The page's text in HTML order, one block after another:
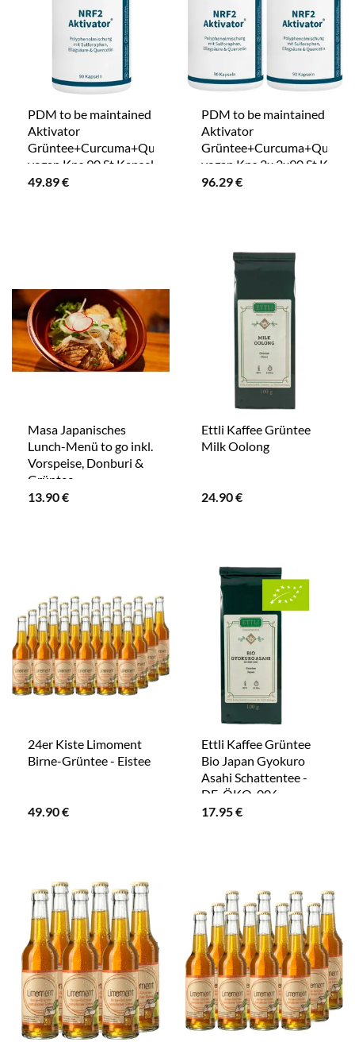
PDM to be maintained Nrf2
Aktivator
Grüntee+Curcuma+Quercetin
vegan Kps 90 St Kapseln
49.89€
PDM to be maintained Nrf2
Aktivator
vegan Kps 2x 2x90 St
96.29€
Masa Japanisches
Lunch-Menü to go inkl.
Vorspeise, Donburi &
Grüntee
13.90€
Ettli Kaffee Grüntee
Milk Oolong
24.90€
24er Kiste Limoment
Birne-Grüntee - Eistee
49.90€
Ettli Kaffee Grüntee
Bio Japan Gyokuro
Asahi Schattentee -
DE-ÖKO-006
17.95€